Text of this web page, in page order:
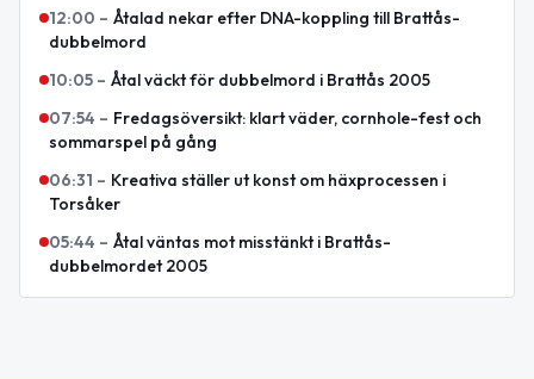
12:00 – Åtalad nekar efter DNA-koppling till Brattås-
dubbelmord
10:05 – Åtal väckt för dubbelmord i Brattås 2005
07:54 – Fredagsöversikt: klart väder, cornhole-fest och
sommarspel på gång
06:31 – Kreativa ställer ut konst om häxprocessen i
Torsåker
05:44 – Åtal väntas mot misstänkt i Brattås-
dubbelmordet 2005